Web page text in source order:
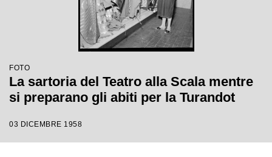
FOTO
La sartoria del Teatro alla Scala mentre
si preparano gli abiti per la Turandot
03 DICEMBRE 1958